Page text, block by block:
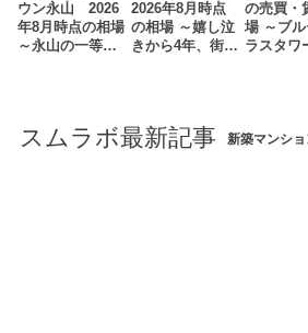
ウン永山 2026
年8月時点の相場
～永山の一等…
2026年8月時点
の相場 ～嬉し泣
きから4年、街…
の売買・
場 ～ブ
ラスタワ
スムラボ最新記事 新築マンショ